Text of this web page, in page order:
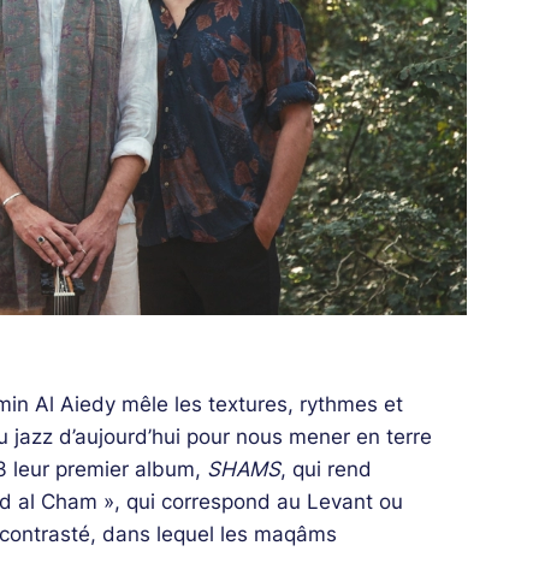
Al Aiedy mêle les textures, rythmes et
d’aujourd’hui pour nous mener en terre
leur premier album, SHAMS, qui rend
al Cham », qui correspond au Levant ou
dans lequel les maqâms